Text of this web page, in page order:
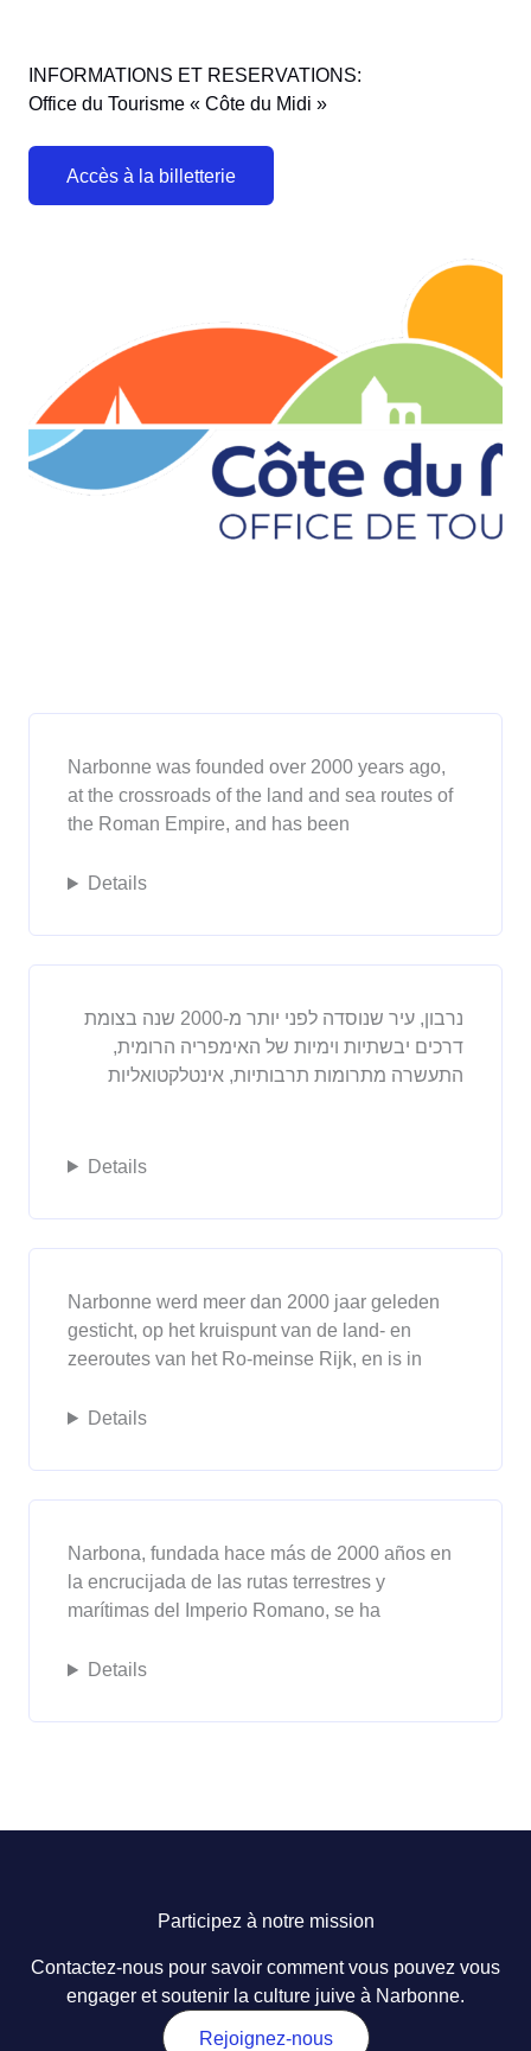
INFORMATIONS ET RESERVATIONS:
Office du Tourisme « Côte du Midi »
Accès à la billetterie
Narbonne was founded over 2000 years ago,
at the crossroads of the land and sea routes of
the Roman Empire, and has been
Details
נרבון, עיר שנוסדה לפני יותר מ-2000 שנה בצומת
דרכים יבשתיות וימיות של האימפריה הרומית,
התעשרה מתרומות תרבותיות, אינטלקטואליות
Details
Narbonne werd meer dan 2000 jaar geleden
gesticht, op het kruispunt van de land- en
zeeroutes van het Ro-meinse Rijk, en is in
Details
Narbona, fundada hace más de 2000 años en
la encrucijada de las rutas terrestres y
marítimas del Imperio Romano, se ha
Details
Participez à notre mission
Contactez-nous pour savoir comment vous pouvez vous
engager et soutenir la culture juive à Narbonne.
Rejoignez-nous